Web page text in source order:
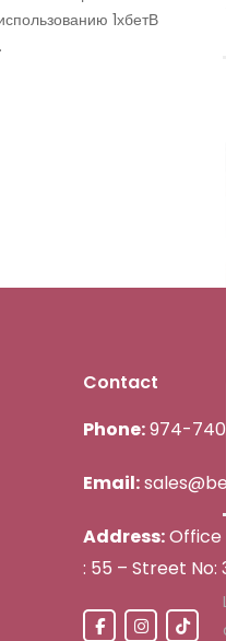
1хбетВ
Contact
Phone:974-
Email:
Address:Office
: 55 – Street